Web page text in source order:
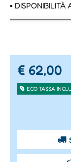
▪
€ 62,00
ECO TASSA